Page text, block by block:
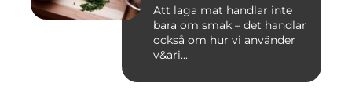
Att laga mat handlar inte
bara om smak – det handlar
också om hur vi använder
v&ari...